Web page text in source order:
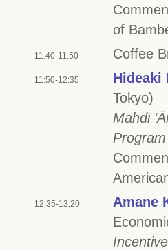
of
11:40-11:50 Coffee
11:50-12:35 Hideaki
Tokyo)
Mahdī
12:35-13:20 Amane